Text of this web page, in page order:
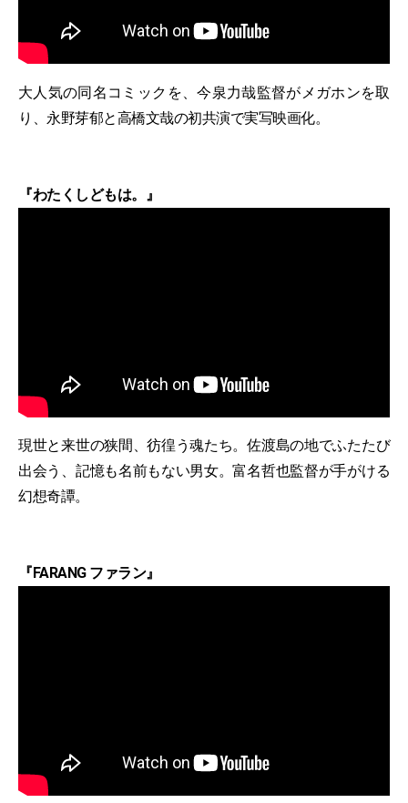
大人気の同名コミックを、今泉力哉監督がメガホンを取
り、永野芽郁と高橋文哉の初共演で実写映画化。
『わたくしどもは。』
現世と来世の狭間、彷徨う魂たち。佐渡島の地でふたたび
出会う、記憶も名前もない男女。富名哲也監督が手がける
幻想奇譚。
『FARANG ファラン』